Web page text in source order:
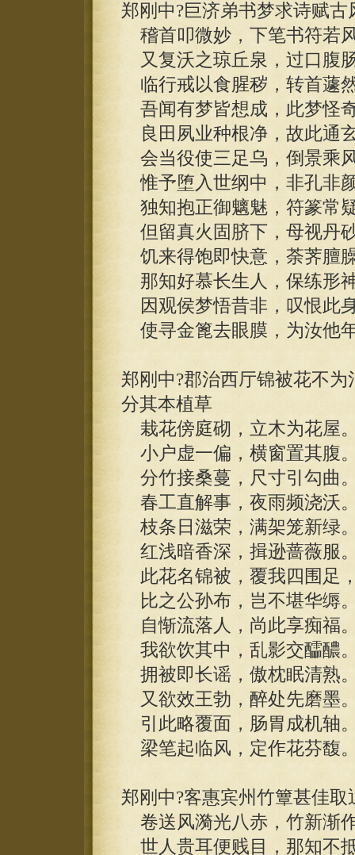
郑刚中?巨济弟书梦求诗赋古
稽首叩微妙，下笔书符若
又复沃之琼丘泉，过口腹
临行戒以食腥秽，转首蘧
吾闻有梦皆想成，此梦怪
良田夙业种根净，故此通
会当役使三足乌，倒景乘
惟予堕入世纲中，非孔非
独知抱正御魑魅，符篆常
但留真火固脐下，母视丹
饥来得饱即快意，荼荠膻
那知好慕长生人，保练形
因观侯梦悟昔非，叹恨此
使寻金篦去眼膜，为汝他
郑刚中?郡治西厅锦被花不
分其本植草
栽花傍庭砌，立木为花屋
小户虚一偏，横窗置其腹
分竹接桑蔓，尺寸引勾曲
春工直解事，夜雨频浇沃
枝条日滋荣，满架笼新绿
红浅暗香深，揖逊蔷薇服
此花名锦被，覆我四围足
比之公孙布，岂不堪华缛
自惭流落人，尚此享痴福
我欲饮其中，乱影交醽醲
拥被即长谣，傲枕眠清熟
又欲效王勃，醉处先磨墨
引此略覆面，肠胃成机轴
梁笔起临风，定作花芬馥
郑刚中?客惠宾州竹簟甚佳
卷送风漪光八赤，竹新渐
世人贵耳便贱目，那知不